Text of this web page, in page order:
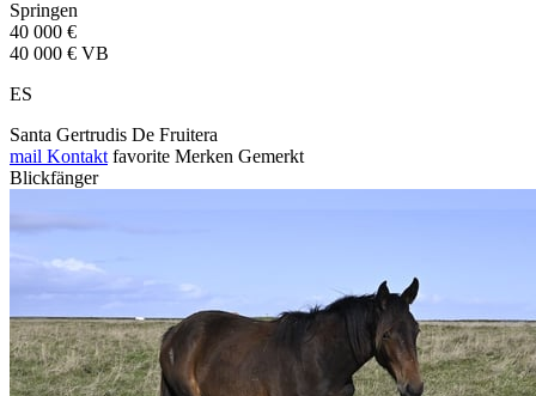
Springen
40 000 €
40 000 € VB
ES
Santa Gertrudis De Fruitera
mail Kontakt favorite Merken Gemerkt
Blickfänger